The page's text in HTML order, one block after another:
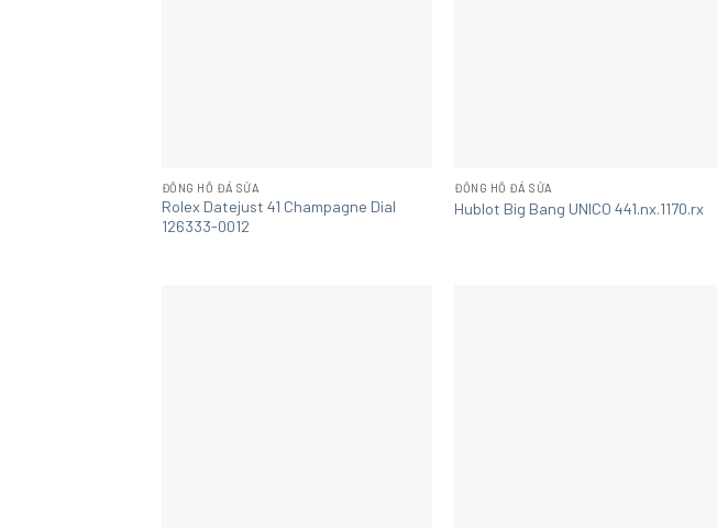
ĐỒNG HỒ ĐÃ SỬA
Rolex Datejust 41 Champagne Dial
126333-0012
ĐỒNG HỒ ĐÃ SỬA
Hublot Big Bang UNICO 441.nx.1170.rx